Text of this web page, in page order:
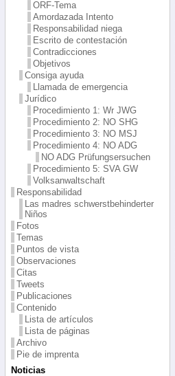
ORF-Tema
Amordazada Intento
Responsabilidad niega
Escrito de contestación
Contradicciones
Objetivos
Consiga ayuda
Llamada de emergencia
Jurídico
Procedimiento 1: Wr JWG
Procedimiento 2: NO SHG
Procedimiento 3: NO MSJ
Procedimiento 4: NO ADG
NO ADG Prüfungsersuchen
Procedimiento 5: SVA GW
Volksanwaltschaft
Responsabilidad
Las madres schwerstbehinderter
Niños
Fotos
Temas
Puntos de vista
Observaciones
Citas
Tweets
Publicaciones
Contenido
Lista de artículos
Lista de páginas
Archivo
Pie de imprenta
Noticias